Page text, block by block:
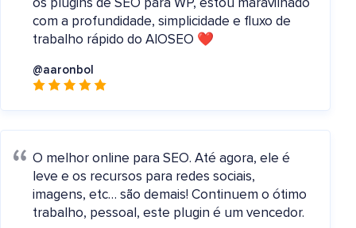
os plugins de SEO para WP, estou maravilhado
com a profundidade, simplicidade e fluxo de
trabalho rápido do AIOSEO ❤️
@aaronbol
O melhor online para SEO. Até agora, ele é
leve e os recursos para redes sociais,
imagens, etc… são demais! Continuem o ótimo
trabalho, pessoal, este plugin é um vencedor.